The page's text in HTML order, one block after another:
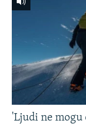
'Ljudi ne